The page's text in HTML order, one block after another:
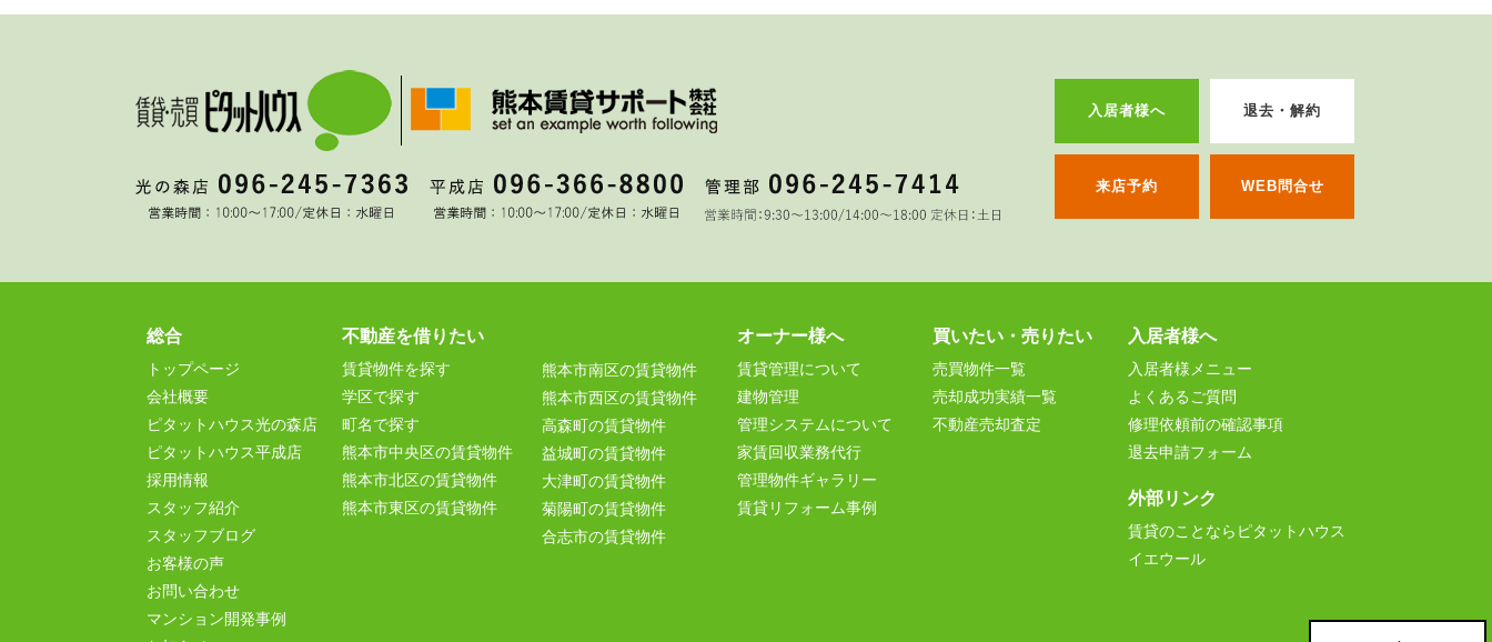
入居者様へ 退去・解約
来店予約 WEB問合せ
総合
トップページ
会社概要
ピタットハウス光の森店
ピタットハウス平成店
採用情報
スタッフ紹介
スタッフブログ
お客様の声
お問い合わせ
マンション開発事例
不動産を借りたい
賃貸物件を探す
学区で探す
町名で探す
熊本市中央区の賃貸物件
熊本市北区の賃貸物件
熊本市東区の賃貸物件
熊本市南区の賃貸物件
熊本市西区の賃貸物件
高森町の賃貸物件
益城町の賃貸物件
大津町の賃貸物件
菊陽町の賃貸物件
合志市の賃貸物件
オーナー様へ
賃貸管理について
建物管理
管理システムについて
家賃回収業務代行
管理物件ギャラリー
賃貸リフォーム事例
買いたい・売りたい
売買物件一覧
売却成功実績一覧
不動産売却査定
入居者様へ
入居者様メニュー
よくあるご質問
修理依頼前の確認事項
退去申請フォーム
外部リンク
賃貸のことならピタットハウス
イエウール